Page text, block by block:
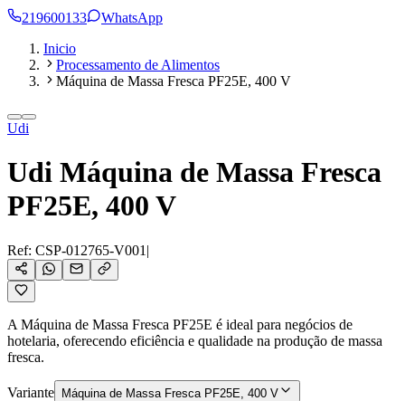
219600133
WhatsApp
Inicio
Processamento de Alimentos
Máquina de Massa Fresca PF25E, 400 V
Udi
Udi Máquina de Massa Fresca
PF25E, 400 V
Ref: CSP-012765-V001 |
A Máquina de Massa Fresca PF25E é ideal para negócios de
hotelaria, oferecendo eficiência e qualidade na produção de massa
fresca.
Variante Máquina de Massa Fresca PF25E, 400 V